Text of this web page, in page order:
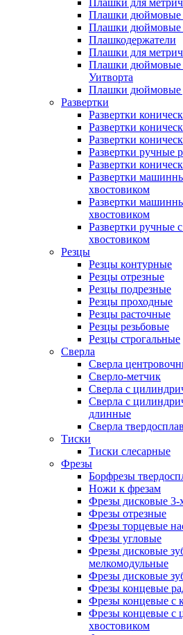
Плашки для
Плашки дюймовые
Плашки дюймовые
Плашкодержатели
Плашки для
Плашки дюймовые
Уитворта
Плашки дюймовые
Развертки
Развертки
Развертки
Развертки
Развертки ручные
Развертки
Развертки
хвостовиком
Развертки
хвостовиком
Развертки ручные
хвостовиком
Резцы
Резцы контурные
Резцы отрезные
Резцы подрезные
Резцы проходные
Резцы расточные
Резцы резьбовые
Резцы строгальные
Сверла
Сверла
Сверло-метчик
Сверла с
Сверла с
длинные
Сверла
Тиски
Тиски слесарные
Фрезы
Борфрезы
Ножи к фрезам
Фрезы дисковые 3-
Фрезы отрезные
Фрезы торцевые
Фрезы угловые
Фрезы дисковые
мелкомодульные
Фрезы дисковые
Фрезы концевые
Фрезы концевые с
Фрезы концевые с
хвостовиком